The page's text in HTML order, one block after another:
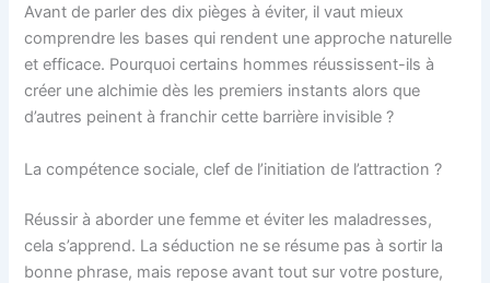
Avant de parler des dix pièges à éviter, il vaut mieux
comprendre les bases qui rendent une approche naturelle
et efficace. Pourquoi certains hommes réussissent-ils à
créer une alchimie dès les premiers instants alors que
d’autres peinent à franchir cette barrière invisible ?
La compétence sociale, clef de l’initiation de l’attraction ?
Réussir à aborder une femme et éviter les maladresses,
cela s’apprend. La séduction ne se résume pas à sortir la
bonne phrase, mais repose avant tout sur votre posture,